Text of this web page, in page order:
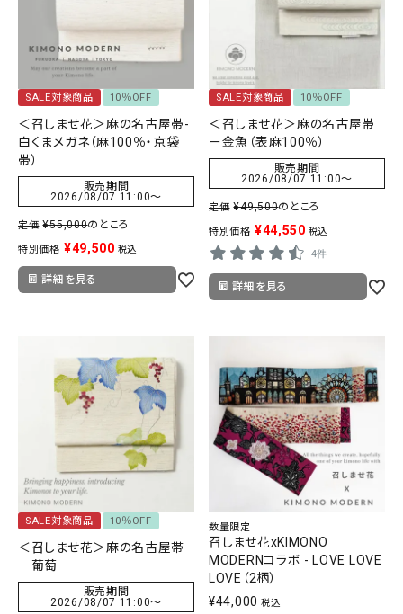
tune絞り込んで検索
キモノ読ミモノ
SHOPPING GUIDE
ABOUT
INFORMATION
SALE対象商品 10％OFF
＜召しませ花＞麻の名古屋帯-
白くまメガネ（麻100％・京袋
帯）
販売期間
2026/08/07 11:00〜
定価 ¥55,000のところ
特別価格 ¥49,500 税込
詳細を見る
SALE対象商品 10％OFF
＜召しませ花＞麻の名古屋帯
ー金魚（表麻100％）
販売期間
2026/08/07 11:00〜
定価 ¥49,500のところ
特別価格 ¥44,550 税込
4件
詳細を見る
SALE対象商品 10％OFF
＜召しませ花＞麻の名古屋帯
－葡萄
販売期間
2026/08/07 11:00〜
数量限定
召しませ花xKIMONO
MODERNコラボ - LOVE LOVE
LOVE（2柄）
¥44,000 税込